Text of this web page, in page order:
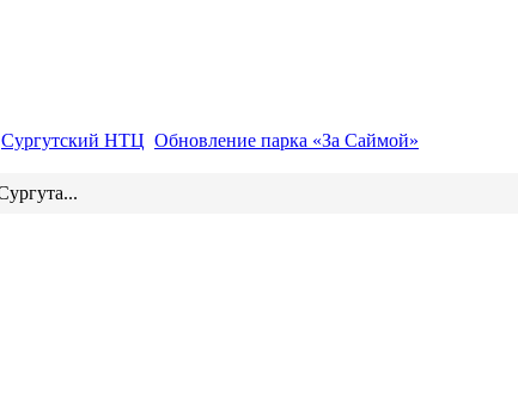
Сургутский НТЦ Обновление парка «За Саймой»